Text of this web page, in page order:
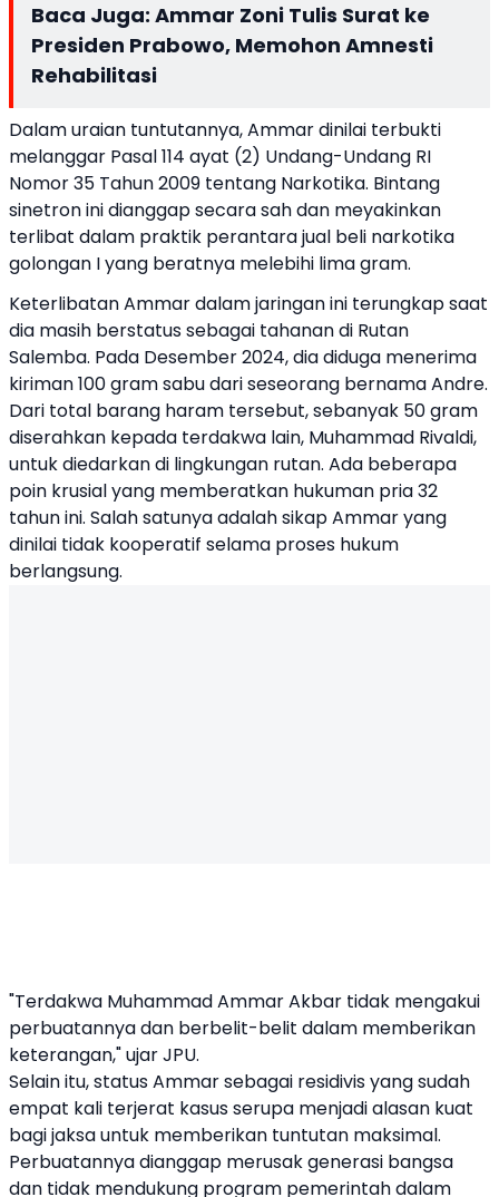
Baca Juga: Ammar Zoni Tulis Surat ke
Presiden Prabowo, Memohon Amnesti
Rehabilitasi
Dalam uraian tuntutannya, Ammar dinilai terbukti
melanggar Pasal 114 ayat (2) Undang-Undang RI
Nomor 35 Tahun 2009 tentang Narkotika. Bintang
sinetron ini dianggap secara sah dan meyakinkan
terlibat dalam praktik perantara jual beli narkotika
golongan I yang beratnya melebihi lima gram.
Keterlibatan Ammar dalam jaringan ini terungkap saat
dia masih berstatus sebagai tahanan di Rutan
Salemba. Pada Desember 2024, dia diduga menerima
kiriman 100 gram sabu dari seseorang bernama Andre.
Dari total barang haram tersebut, sebanyak 50 gram
diserahkan kepada terdakwa lain, Muhammad Rivaldi,
untuk diedarkan di lingkungan rutan. Ada beberapa
poin krusial yang memberatkan hukuman pria 32
tahun ini. Salah satunya adalah sikap Ammar yang
dinilai tidak kooperatif selama proses hukum
berlangsung.
"Terdakwa Muhammad Ammar Akbar tidak mengakui
perbuatannya dan berbelit-belit dalam memberikan
keterangan," ujar JPU.
Selain itu, status Ammar sebagai residivis yang sudah
empat kali terjerat kasus serupa menjadi alasan kuat
bagi jaksa untuk memberikan tuntutan maksimal.
Perbuatannya dianggap merusak generasi bangsa
dan tidak mendukung program pemerintah dalam